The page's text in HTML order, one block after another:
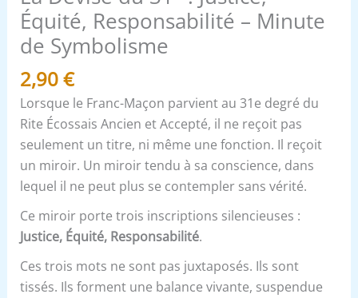
Équité, Responsabilité – Minute
de Symbolisme
2,90€
Lorsque le Franc-Maçon parvient au 31e degré du
Rite Écossais Ancien et Accepté, il ne reçoit pas
seulement un titre, ni même une fonction. Il reçoit
un miroir. Un miroir tendu à sa conscience, dans
lequel il ne peut plus se contempler sans vérité.
Ce miroir porte trois inscriptions silencieuses :
Justice, Équité, Responsabilité.
Ces trois mots ne sont pas juxtaposés. Ils sont
tissés. Ils forment une balance vivante, suspendue
Minute
de
Symbolisme